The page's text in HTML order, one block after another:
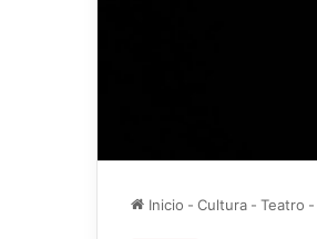
Inicio - Cultura - Teatro -